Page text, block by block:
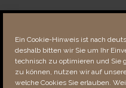
Ein Cookie-Hinweis ist nach
deshalb bitten wir Sie um Ihr
technisch zu optimieren und Sie
zu können, nutzen wir auf
welche Cookies Sie erlauben.
Über dieses Portal
Fehler bemerkt?